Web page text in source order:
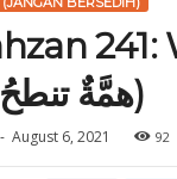
(همَّةٌ تنطحُ الثُّريَّا)
- August 6, 2021 92